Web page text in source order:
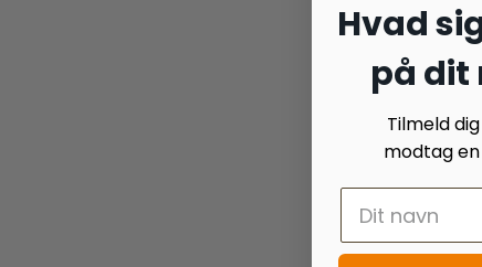
Hvad
på dit
Tilmeld
modtag